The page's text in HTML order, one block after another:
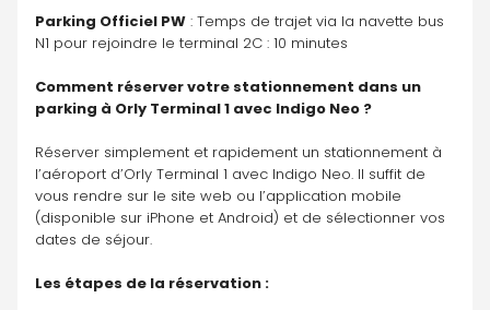
Parking Officiel PW : Temps de trajet via la navette bus
N1 pour rejoindre le terminal 2C : 10 minutes
Comment réserver votre stationnement dans un
parking à Orly Terminal 1 avec Indigo Neo ?
Réserver simplement et rapidement un stationnement à
l’aéroport d’Orly Terminal 1 avec Indigo Neo. Il suffit de
vous rendre sur le site web ou l’application mobile
(disponible sur iPhone et Android) et de sélectionner vos
dates de séjour.
Les étapes de la réservation :